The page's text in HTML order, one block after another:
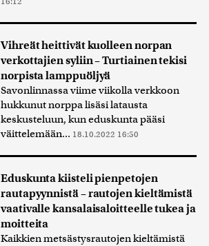
Vihreät heittivät kuolleen norpan
verkottajien syliin – Turtiainen tekisi
norpista lamppuöljyä
Savonlinnassa viime viikolla verkkoon
hukkunut norppa lisäsi latausta
keskusteluun, kun eduskunta pääsi
väittelemään... 18.10.2022 16:50
Eduskunta kiisteli pienpetojen
rautapyynnistä – rautojen kieltämistä
vaativalle kansalaisaloitteelle tukea ja
moitteita
Kaikkien metsästysrautojen kieltämistä